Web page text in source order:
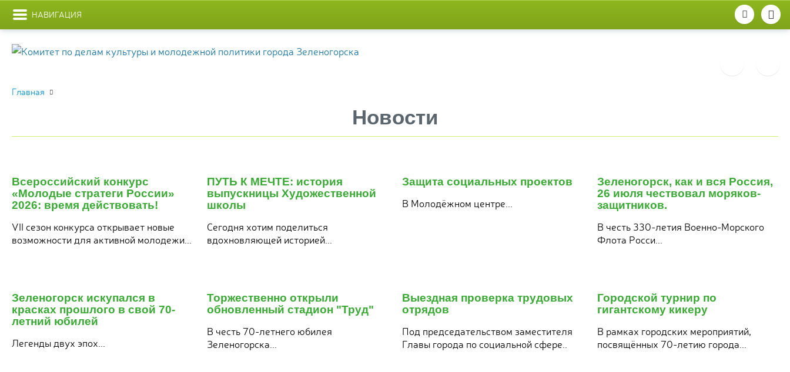
НАВИГАЦИЯ
Главная
Новости
Всероссийский конкурс
«Молодые стратеги России»
2026: время действовать!
VII сезон конкурса открывает новые
возможности для активной молодежи...
ПУТЬ К МЕЧТЕ: история
выпускницы Художественной
школы
Сегодня хотим поделиться
вдохновляющей историей...
2026
Защита социальных проектов
В Молодёжном центре...
июля
2026
Зеленогорск, как и вся Россия,
26 июля чествовал моряков-
защитников.
В честь 330‑летия Военно‑Морского
Флота Росси...
Зеленогорск искупался в
красках прошлого в свой 70-
летний юбилей
Легенды двух эпох...
Торжественно открыли
обновленный стадион "Труд"
В честь 70-летнего юбилея
Зеленогорска...
2026
Выездная проверка трудовых
отрядов
Под председательством заместителя
Главы города по социальной сфере..
июля
2026
Городской турнир по
гигантскому кикеру
В рамках городских мероприятий,
посвящённых 70-летию города...